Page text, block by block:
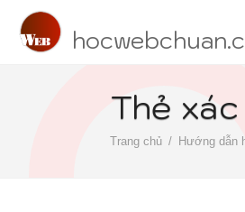
Thẻ
Trang chủ Hướng dẫn